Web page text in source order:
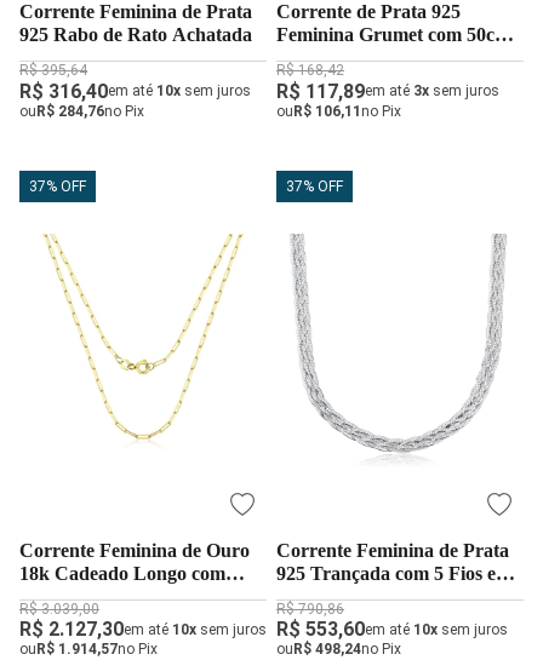
Corrente Feminina de Prata
925 Rabo de Rato Achatada
R$ 395,64
R$ 316,40em até 10x sem juros
ouR$ 284,76no Pix
Corrente de Prata 925
Feminina Grumet com 50cm e
1mm
R$ 168,42
R$ 117,89em até 3x sem juros
ouR$ 106,11no Pix
37% OFF
Corrente Feminina de Ouro
18k Cadeado Longo com
45cm e 1mm
R$ 3.039,00
R$ 2.127,30em até 10x sem juros
ou R$ 1.914,57no Pix
37% OFF
Corrente Feminina de Prata
925 Trançada com 5 Fios e
45cm
R$ 790,86
R$ 553,60em até 10x sem juros
ou R$ 498,24no Pix